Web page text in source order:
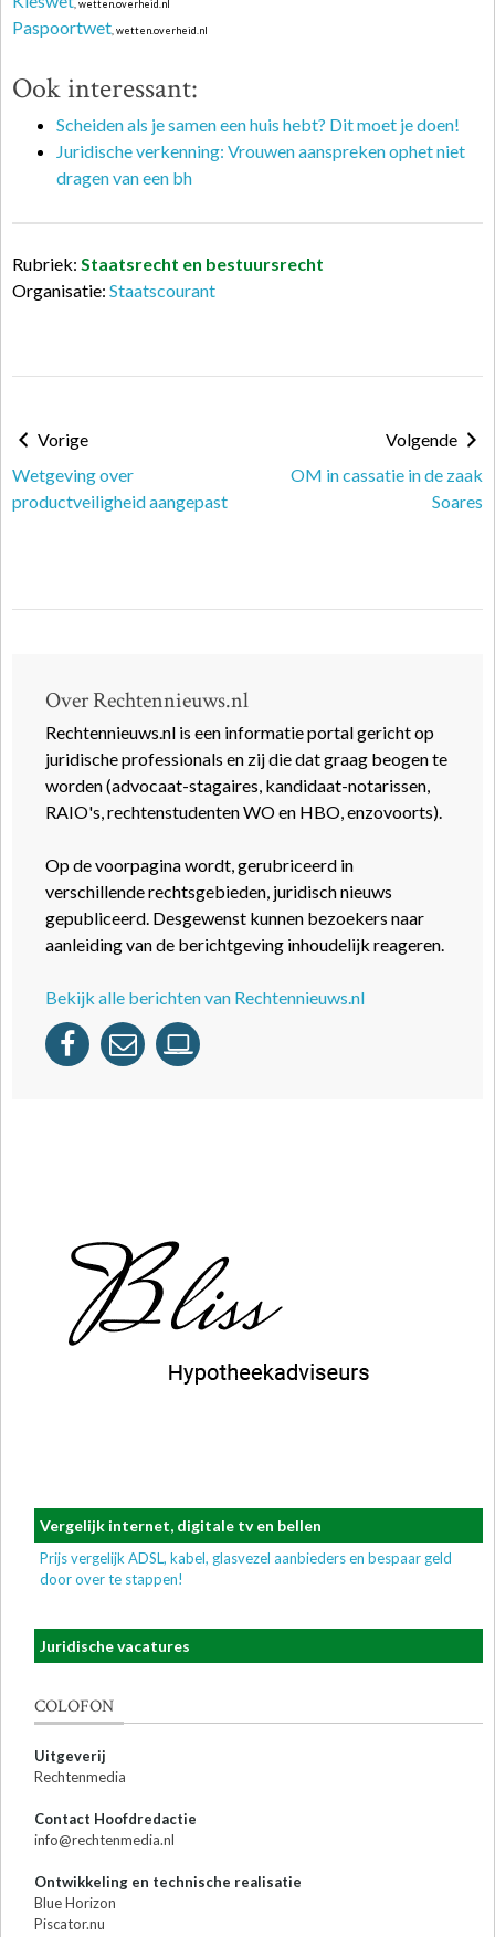
, wetten.overheid.nl
Paspoortwet , wetten.overheid.nl
Ook interessant:
Scheiden als je samen een huis hebt? Dit moet je doen!
Juridische verkenning: Vrouwen aanspreken ophet niet
dragen van een bh
Rubriek: Staatsrecht en bestuursrecht
Organisatie: Staatscourant
Vorige
Wetgeving over
productveiligheid aangepast
Volgende
OM in cassatie in de zaak
Soares
Over Rechtennieuws.nl
Rechtennieuws.nl is een informatie portal gericht op
juridische professionals en zij die dat graag beogen te
worden (advocaat-stagaires, kandidaat-notarissen,
RAIO's, rechtenstudenten WO en HBO, enzovoorts).
Op de voorpagina wordt, gerubriceerd in
verschillende rechtsgebieden, juridisch nieuws
gepubliceerd. Desgewenst kunnen bezoekers naar
aanleiding van de berichtgeving inhoudelijk reageren.
Bekijk alle berichten van Rechtennieuws.nl
Vergelijk internet, digitale tv en bellen
Prijs vergelijk ADSL, kabel, glasvezel aanbieders en bespaar geld
door over te stappen!
Juridische vacatures
COLOFON
Uitgeverij
Rechtenmedia
Contact Hoofdredactie
info@rechtenmedia.nl
Ontwikkeling en technische realisatie
Blue Horizon
Piscator.nu